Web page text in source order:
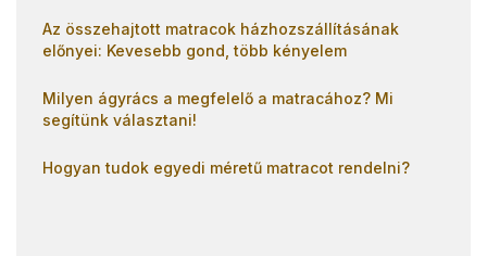
Az összehajtott matracok házhozszállításának
előnyei: Kevesebb gond, több kényelem
Milyen ágyrács a megfelelő a matracához? Mi
segítünk választani!
Hogyan tudok egyedi méretű matracot rendelni?